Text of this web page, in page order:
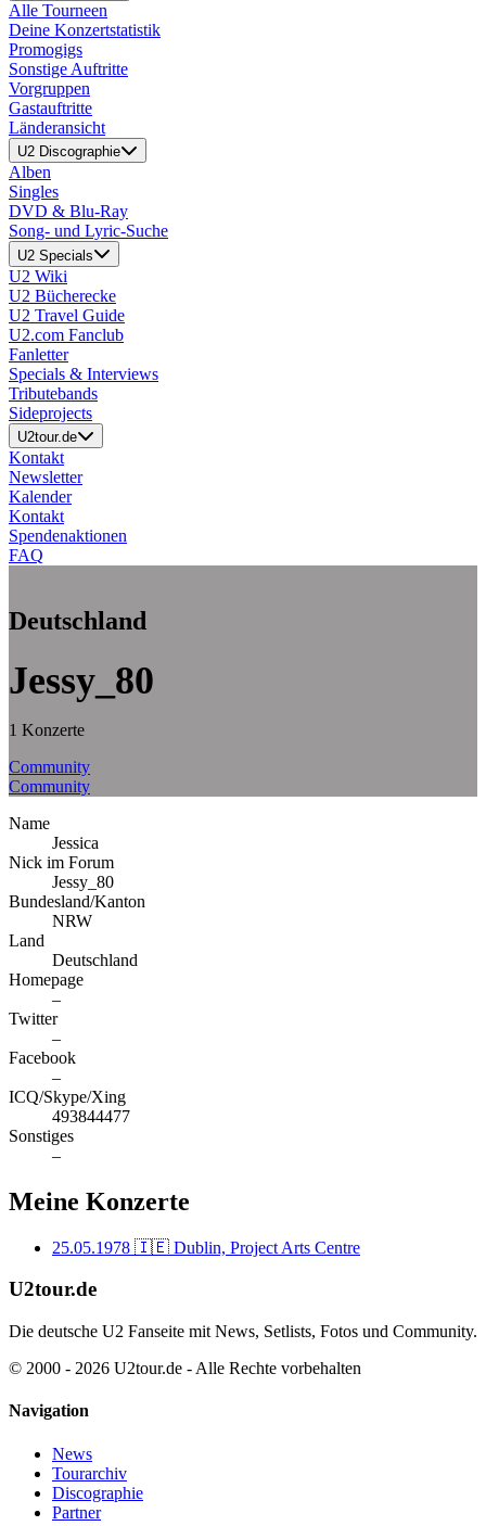
Alle Tourneen
Deine Konzertstatistik
Promogigs
Sonstige Auftritte
Vorgruppen
Gastauftritte
Länderansicht
U2 Discographie
Alben
Singles
DVD & Blu-Ray
Song- und Lyric-Suche
U2 Specials
U2 Wiki
U2 Bücherecke
U2 Travel Guide
U2.com Fanclub
Fanletter
Specials & Interviews
Tributebands
Sideprojects
U2tour.de
Kontakt
Newsletter
Kalender
Kontakt
Spendenaktionen
FAQ
Deutschland
Jessy_80
1 Konzerte
Community
Community
Name
Jessica
Nick im Forum
Jessy_80
Bundesland/Kanton
NRW
Land
Deutschland
Homepage
–
Twitter
–
Facebook
–
ICQ/Skype/Xing
493844477
Sonstiges
–
Meine Konzerte
25.05.1978 🇮🇪 Dublin, Project Arts Centre
U2tour.de
Die deutsche U2 Fanseite mit News, Setlists, Fotos und Community.
© 2000 - 2026 U2tour.de - Alle Rechte vorbehalten
Navigation
News
Tourarchiv
Discographie
Partner